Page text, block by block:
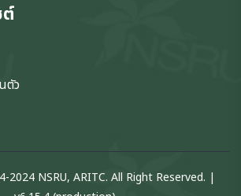
ต์
ตัว
NSRU, ARITC. All Right Reserved. |